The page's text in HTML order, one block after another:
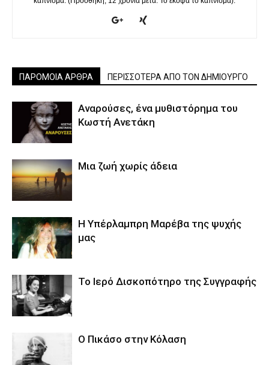
ΠΑΡΟΜΟΙΑ ΑΡΘΡΑ ΠΕΡΙΣΣΟΤΕΡΑ ΑΠΟ ΤΟΝ ΔΗΜΙΟΥΡΓΟ
Αναρούσες, ένα μυθιστόρημα του
Κωστή Ανετάκη
Μια ζωή χωρίς άδεια
Η Υπέρλαμπρη Μαρέβα της ψυχής
μας
Το Ιερό Δισκοπότηρο της Συγγραφής
Ο Πικάσο στην Κόλαση